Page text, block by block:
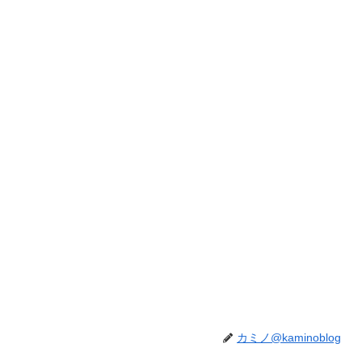
カミノ@kaminoblog